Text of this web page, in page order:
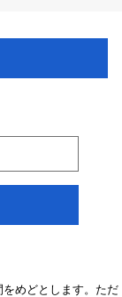
をめどとします。ただ